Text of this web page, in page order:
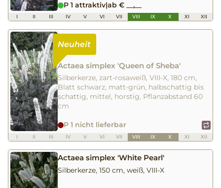
P 1 attraktiv|ab € __,__
I II III IV V VI VII VIII IX X XI XII
Actaea simplex 'Queen of Sheba'
Silberkerze, zart-rosaweiß, VIII-X, 180 cm,
Blatt schwarz, matt-grün, halbschattig bis
schattig, mittel, horstig, Pflanzabstand 60
cm
P 1 nicht lieferbar
I II III IV V VI VII VIII IX X XI XII
Actaea simplex 'White Pearl'
Silberkerze, 150 cm, weiß, VIII-X